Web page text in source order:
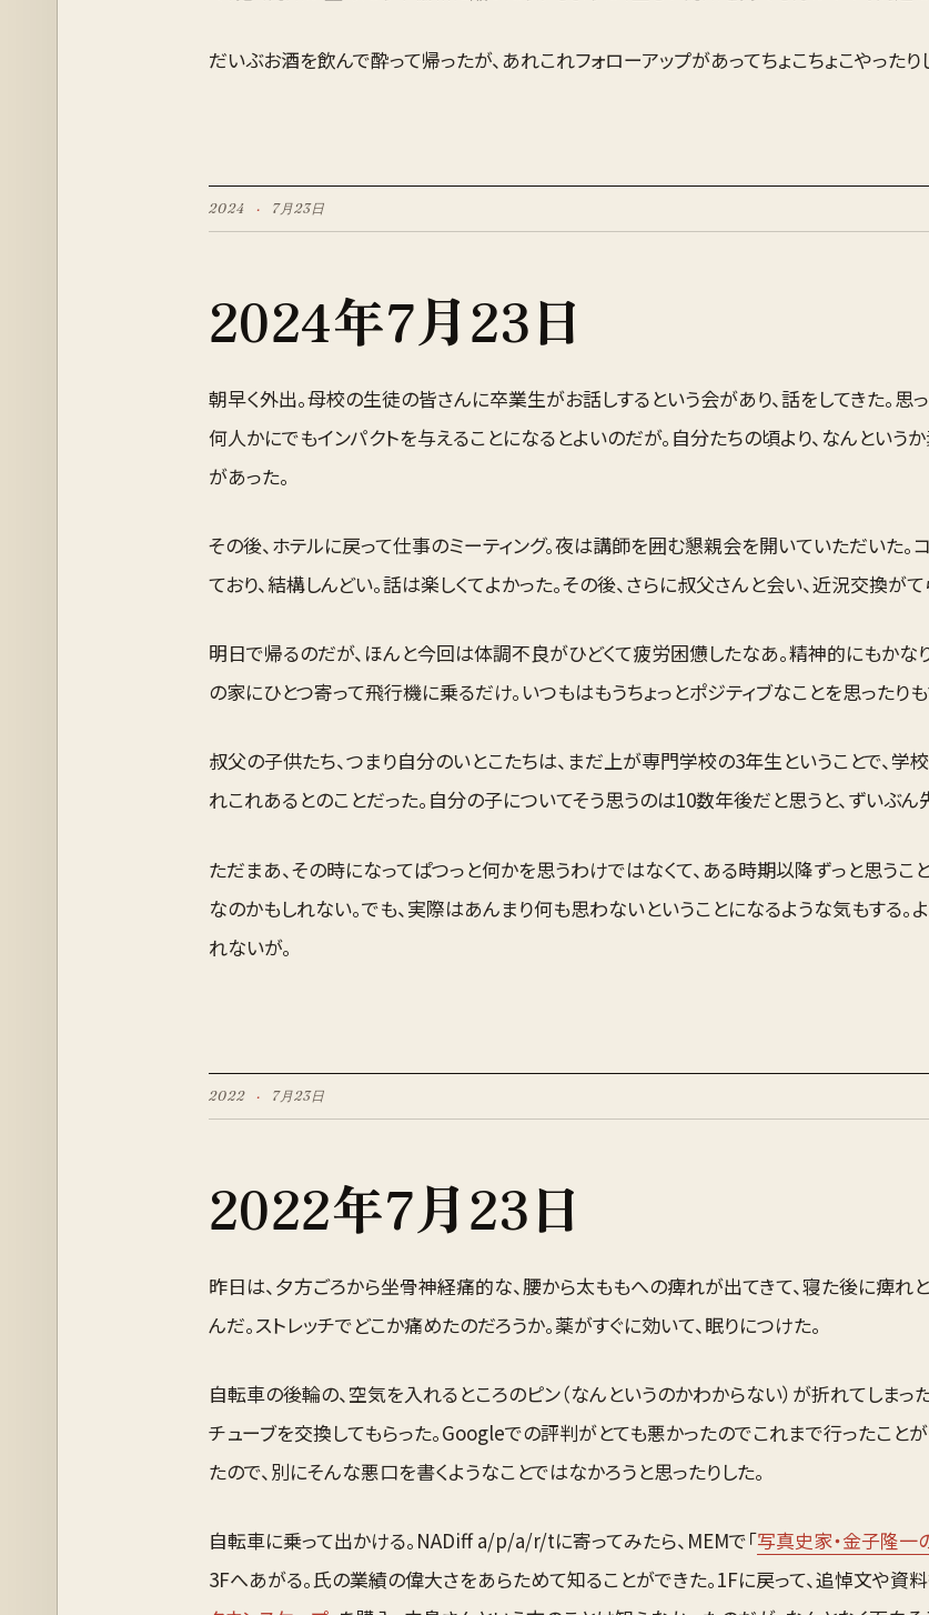
だいぶお酒を飲んで酔って帰ったが、あれこれフォローアップがあってちょこちょこやったり
2024 · 7月23日
2024年7月23日
朝早く外出。母校の生徒の皆さんに卒業生がお話しするという会があり、話をしてきた。思
何人かにでもインパクトを与えることになるとよいのだが。自分たちの頃より、なんとい
があった。
その後、ホテルに戻って仕事のミーティング。夜は講師を囲む懇親会を開いていただいた。
ており、結構しんどい。話は楽しくてよかった。その後、さらに叔父さんと会い、近況交換が
明日で帰るのだが、ほんと今回は体調不良がひどくて疲労困憊したなあ。精神的にもかな
の家にひとつ寄って飛行機に乗るだけ。いつもはもうちょっとポジティブなことを思ったり
叔父の子供たち、つまり自分のいとこたちは、まだ上が専門学校の3年生ということで、学
れこれあるとのことだった。自分の子についてそう思うのは10数年後だと思うと、ずいぶん
ただまあ、その時になってぱつっと何かを思うわけではなくて、ある時期以降ずっと思うこ
なのかもしれない。でも、実際はあんまり何も思わないということになるような気もする
れないが。
2022 · 7月23日
2022年7月23日
昨日は、夕方ごろから坐骨神経痛的な、腰から太ももへの痺れが出てきて、寝た後に痺れ
んだ。ストレッチでどこか痛めたのだろうか。薬がすぐに効いて、眠りにつけた。
自転車の後輪の、空気を入れるところのピン（なんというのかわからない）が折れてしまっ
チューブを交換してもらった。Googleでの評判がとても悪かったのでこれまで行ったこと
たので、別にそんな悪口を書くようなことではなかろうと思ったりした。
自転車に乗って出かける。NADiff a/p/a/r/tに寄ってみたら、MEMで「写真史家・金子隆一
3Fへあがる。氏の業績の偉大さをあらためて知ることができた。1Fに戻って、追悼文や資